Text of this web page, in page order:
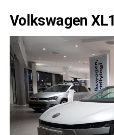
Volkswagen XL1